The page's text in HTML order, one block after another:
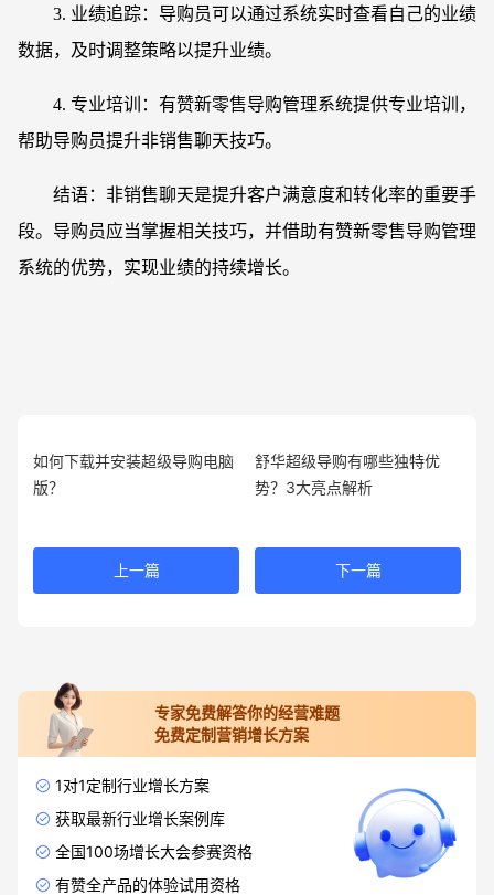
3. 业绩追踪：导购员可以通过系统实时查看自己的业绩
数据，及时调整策略以提升业绩。
4. 专业培训：有赞新零售导购管理系统提供专业培训，
帮助导购员提升非销售聊天技巧。
结语：非销售聊天是提升客户满意度和转化率的重要手
段。导购员应当掌握相关技巧，并借助有赞新零售导购管理
系统的优势，实现业绩的持续增长。
如何下载并安装超级导购电脑
版？
上一篇
舒华超级导购有哪些独特优
势？3大亮点解析
下一篇
专家免费解答你的经营难题
免费定制营销增长方案
1对1定制行业增长方案
获取最新行业增长案例库
全国100场增长大会参赛资格
有赞全产品的体验试用资格